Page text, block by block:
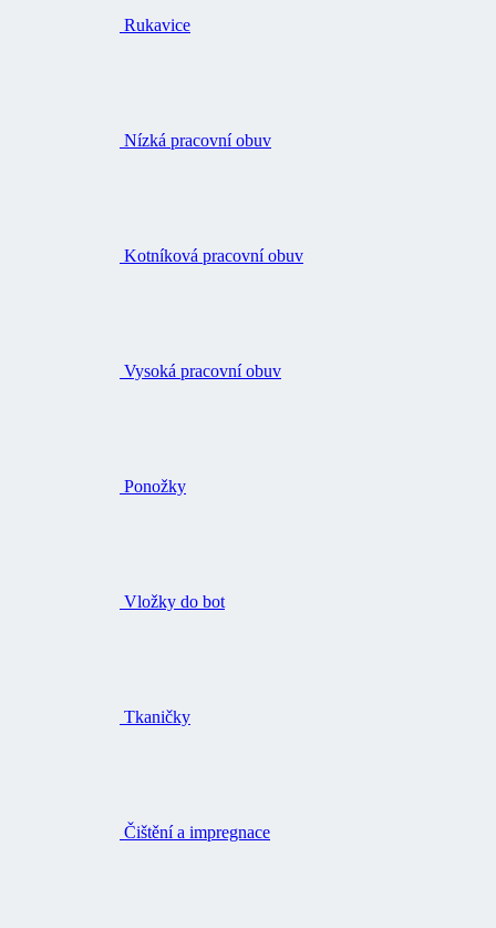
Rukavice
Nízká pracovní obuv
Kotníková pracovní obuv
Vysoká pracovní obuv
Ponožky
Vložky do bot
Tkaničky
Čištění a impregnace